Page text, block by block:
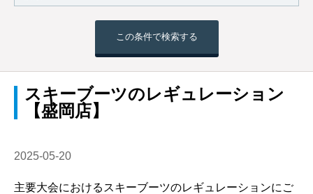
この条件で検索する
スキーブーツのレギュレーション
【盛岡店】
2025-05-20
主要大会におけるスキーブーツのレギュレーションにご